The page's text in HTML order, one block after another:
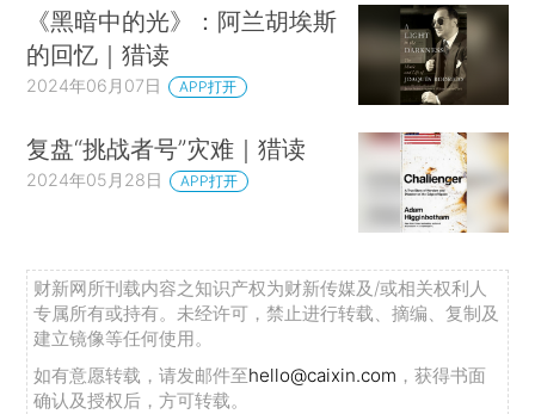
《黑暗中的光》：阿兰胡埃斯
的回忆｜猎读
2024年06月07日 APP打开
复盘“挑战者号”灾难｜猎读
2024年05月28日 APP打开
财新网所刊载内容之知识产权为财新传媒及/或相关权利人
专属所有或持有。未经许可，禁止进行转载、摘编、复制及
建立镜像等任何使用。
如有意愿转载，请发邮件至hello@caixin.com ，获得书面
确认及授权后，方可转载。